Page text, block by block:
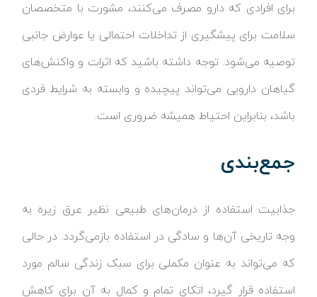
برای افرادی که دارو مصرف می‌کنند، مشورت با متخصصان
سلامت برای پیشگیری از تداخلات احتمالی یا عوارض جانبی
توصیه می‌شود. توجه داشته باشید که اثرات و واکنش‌های
گیاهان دارویی می‌تواند پیچیده و وابسته به شرایط فردی
باشد، بنابراین احتیاط همیشه ضروری است.
جمع‌بندی
جذابیت استفاده از درمان‌های طبیعی نظیر عرق زیره به
وجه تاریخی آن‌ها و سادگی در استفاده بازمی‌گردد. در حالی
که می‌تواند به عنوان مکملی برای سبک زندگی سالم مورد
استفاده قرار گیرد، اتکای تمام و کمال به آن برای کاهش